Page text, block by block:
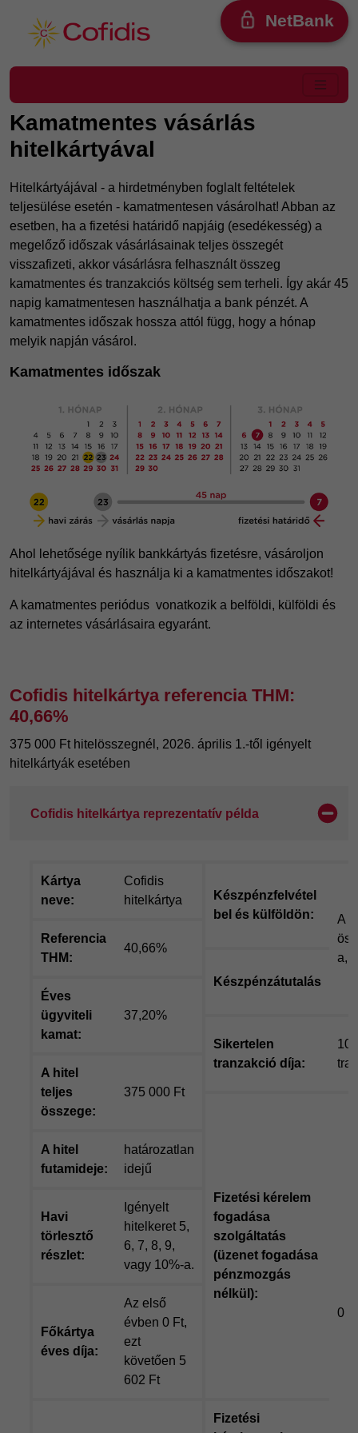
NetBank
Kamatmentes vásárlás
hitelkártyával
Hitelkártyájával - a hirdetményben foglalt feltételek
teljesülése esetén - kamatmentesen vásárolhat! Abban az
esetben, ha a fizetési határidő napjáig (esedékesség) a
megelőző időszak vásárlásainak teljes összegét
visszafizeti, akkor vásárlásra felhasznált összeg
kamatmentes és tranzakciós költség sem terheli. Így akár 45
napig kamatmentesen használhatja a bank pénzét. A
kamatmentes időszak hossza attól függ, hogy a hónap
melyik napján vásárol.
Kamatmentes időszak
Ahol lehetősége nyílik bankkártyás fizetésre, vásároljon
hitelkártyájával és használja ki a kamatmentes időszakot!
A kamatmentes periódus vonatkozik a belföldi, külföldi és
az internetes vásárlásaira egyaránt.
Cofidis hitelkártya referencia THM:
40,66%
375 000 Ft hitelösszegnél, 2026. április 1.-től igényelt
hitelkártyák esetében
Cofidis hitelkártya reprezentatív példa
Kártya
neve:
Cofidis
hitelkártya
Készpénzfelvétel
bel és külföldön:
A
a,
Referencia
THM:
40,66%
Készpénzátutalás
Éves
ügyviteli
kamat:
37,20%
Sikertelen
tranzakció díja:
A hitel
teljes
összege:
375 000 Ft
Fizetési kérelem
fogadása
szolgáltatás
(üzenet fogadása
pénzmozgás
nélkül):
0 Ft
A hitel
futamideje:
határozatlan
idejű
Havi
törlesztő
részlet:
Igényelt
hitelkeret 5,
6, 7, 8, 9,
vagy 10%-a.
Főkártya
éves díja:
Az első
évben 0 Ft,
ezt
követően 5
602 Ft
Fizetési